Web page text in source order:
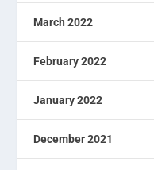
March 2022
February 2022
January 2022
December 2021